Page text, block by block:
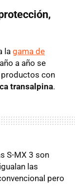
la gama de
a año se
productos con
transalpina.
S-MX 3 son
las
pero